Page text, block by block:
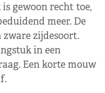
gewoon recht toe,
meer. De
zware zijdesoort.
in een
Een korte mouw